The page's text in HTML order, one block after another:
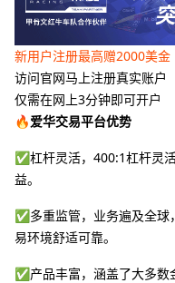
新用户注册最高赠2000美金
访问官网马上注册真实账户
仅需在网上3分钟即可开户
🔥爱华交易平台优势
✅杠杆灵活，400:1杠杆灵
益。
✅多重监管，业务遍及全球
易环境舒适可靠。
✅产品丰富，涵盖了大多数